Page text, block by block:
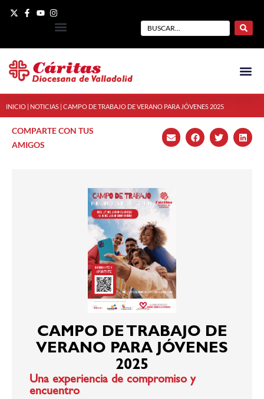
INICIO NOTICIAS CAMPO DE TRABAJO DE VERANO PARA JÓVENES 2025
COMPARTE CON TUS
AMIGOS
CAMPO DE TRABAJO DE
VERANO PARA JÓVENES
2025
Una experiencia de compromiso y
encuentro